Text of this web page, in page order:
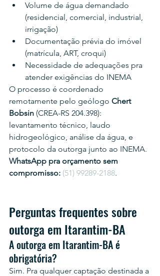
Volume de água demandado
(residencial, comercial, industrial,
irrigação)
Documentação prévia do imóvel
(matrícula, ART, croqui)
Necessidade de adequações pra
atender exigências do INEMA
O processo é coordenado
remotamente pelo geólogo Chert
Bobsin (CREA-RS 204.398):
levantamento técnico, laudo
hidrogeológico, análise da água, e
protocolo da outorga junto ao INEMA.
WhatsApp pra orçamento sem
compromisso: (51) 99289-2188.
Perguntas frequentes sobre
outorga em Itarantim-BA
A outorga em Itarantim-BA é
obrigatória?
Sim. Pra qualquer captação destinada a